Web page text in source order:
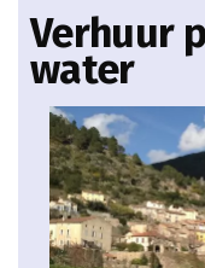
Verhuur
water